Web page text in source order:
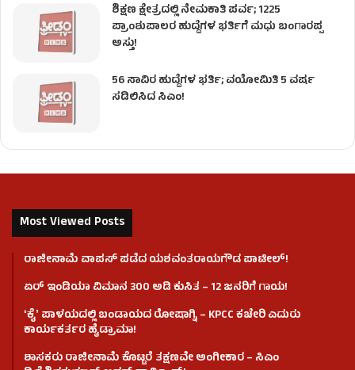
ಶಿಕ್ಷಣ ಕ್ಷೇತ್ರದಲ್ಲಿ ನೇಮಕಾತಿ ಪರ್ವ; 1225
ಪ್ರಾಂಶುಪಾಲರ ಹುದ್ದೆಗಳ ಭರ್ತಿಗೆ ಮಧು ಬಂಗಾರಪ್ಪ
ಅಸ್ತು!
56 ಸಾವಿರ ಹುದ್ದೆಗಳ ಭರ್ತಿ; ವಯೋಮಿತಿ 5 ವರ್ಷ
ಸಡಿಲಿಸಿದ ಸಿಎಂ!
Most Viewed Posts
ರಾಜೀನಾಮೆ ವಾಪಸ್ ಪಡೆದ ಯಶವಂತರಾಯಗೌಡ ಪಾಟೀಲ್‌!
ಏರ್ ಇಂಡಿಯಾ ವಿಮಾನ 300 ಅಡಿ ಕುಸಿತ – 12 ಜನರಿಗೆ ಗಾಯ!
ʻಕೈʼ​ ಪಾಳಯದಲ್ಲಿ ಬಂಡಾಯದ ರೋಷಾಗ್ನಿ – KPCC ಕಚೇರಿ ಎದುರು
ಕಾರ್ಯಕರ್ತರ ಹೈಡ್ರಾಮಾ!
ಶಾಸಕರು ರಾಜೀನಾಮೆ ಕೊಟ್ಟರೆ ತಕ್ಷಣವೇ ಅಂಗೀಕಾರ – ಸಿಎಂ